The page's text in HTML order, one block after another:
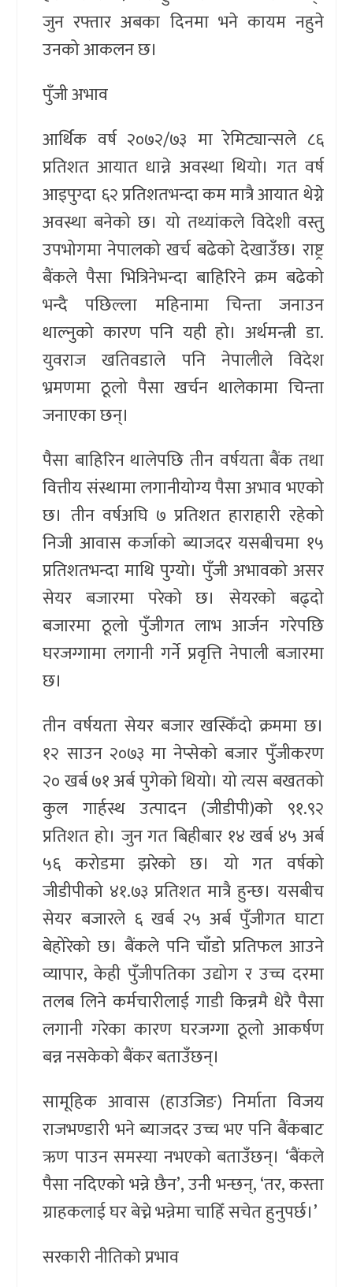
जुन रफ्तार अबका दिनमा भने कायम नहुने
उनको आकलन छ।
पुँजी अभाव
आर्थिक वर्ष २०७२/७३ मा रेमिट्यान्सले ८६
प्रतिशत आयात धान्ने अवस्था थियो। गत वर्ष
आइपुग्दा ६२ प्रतिशतभन्दा कम मात्रै आयात थेग्ने
अवस्था बनेको छ। यो तथ्यांकले विदेशी वस्तु
उपभोगमा नेपालको खर्च बढेको देखाउँछ। राष्ट्र
बैंकले पैसा भित्रिनेभन्दा बाहिरिने क्रम बढेको
भन्दै पछिल्ला महिनामा चिन्ता जनाउन
थाल्नुको कारण पनि यही हो। अर्थमन्त्री डा.
युवराज खतिवडाले पनि नेपालीले विदेश
भ्रमणमा ठूलो पैसा खर्चन थालेकामा चिन्ता
जनाएका छन्।
पैसा बाहिरिन थालेपछि तीन वर्षयता बैंक तथा
वित्तीय संस्थामा लगानीयोग्य पैसा अभाव भएको
छ। तीन वर्षअघि ७ प्रतिशत हाराहारी रहेको
निजी आवास कर्जाको ब्याजदर यसबीचमा १५
प्रतिशतभन्दा माथि पुग्यो। पुँजी अभावको असर
सेयर बजारमा परेको छ। सेयरको बढ्दो
बजारमा ठूलो पुँजीगत लाभ आर्जन गरेपछि
घरजग्गामा लगानी गर्ने प्रवृत्ति नेपाली बजारमा
छ।
तीन वर्षयता सेयर बजार खस्किँदो क्रममा छ।
१२ साउन २०७३ मा नेप्सेको बजार पुँजीकरण
२० खर्ब ७१ अर्ब पुगेको थियो। यो त्यस बखतको
कुल गार्हस्थ उत्पादन (जीडीपी)को ९१.९२
प्रतिशत हो। जुन गत बिहीबार १४ खर्ब ४५ अर्ब
५६ करोडमा झरेको छ। यो गत वर्षको
जीडीपीको ४१.७३ प्रतिशत मात्रै हुन्छ। यसबीच
सेयर बजारले ६ खर्ब २५ अर्ब पुँजीगत घाटा
बेहोरेको छ। बैंकले पनि चाँडो प्रतिफल आउने
व्यापार, केही पुँजीपतिका उद्योग र उच्च दरमा
तलब लिने कर्मचारीलाई गाडी किन्नमै धेरै पैसा
लगानी गरेका कारण घरजग्गा ठूलो आकर्षण
बन्न नसकेको बैंकर बताउँछन्।
सामूहिक आवास (हाउजिङ) निर्माता विजय
राजभण्डारी भने ब्याजदर उच्च भए पनि बैंकबाट
ऋण पाउन समस्या नभएको बताउँछन्। ‘बैंकले
पैसा नदिएको भन्ने छैन’, उनी भन्छन्, ‘तर, कस्ता
ग्राहकलाई घर बेच्ने भन्नेमा चाहिँ सचेत हुनुपर्छ।’
सरकारी नीतिको प्रभाव